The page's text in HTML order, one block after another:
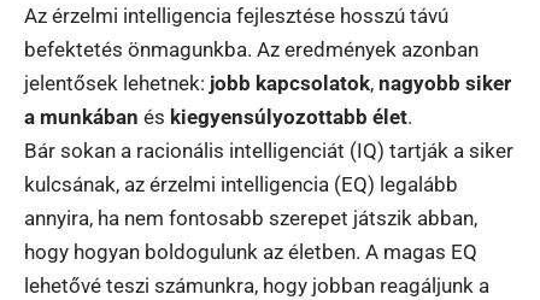
Az érzelmi intelligencia fejlesztése hosszú távú
befektetés önmagunkba. Az eredmények azonban
jelentősek lehetnek: jobb kapcsolatok, nagyobb siker
a munkában és kiegyensúlyozottabb élet.
Bár sokan a racionális intelligenciát (IQ) tartják a siker
kulcsának, az érzelmi intelligencia (EQ) legalább
annyira, ha nem fontosabb szerepet játszik abban,
hogy hogyan boldogulunk az életben. A magas EQ
lehetővé teszi számunkra, hogy jobban reagáljunk a